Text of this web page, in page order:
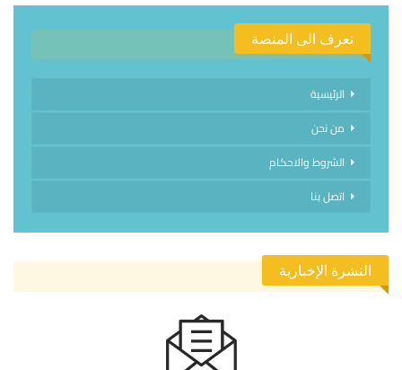
تعرف الى المنصة
الرئيسية
من نحن
الشروط والاحكام
اتصل بنا
النشرة الإخبارية